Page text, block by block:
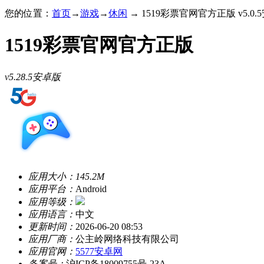
您的位置： 首页→游戏→休闲 → 1519彩票官网官方正版
1519彩票官网官方正版
v5.28.5安卓版
应用大小： 145.2M
应用平台： Android
应用等级：
应用语言： 中文
更新时间： 2026-06-20 08:53
应用厂商： 公主岭网络科技有限公司
应用官网： 5577安卓网